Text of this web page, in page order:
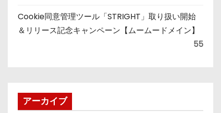
Cookie同意管理ツール「STRIGHT」取り扱い開始
＆リリース記念キャンペーン【ムームードメイン】
55
アーカイブ